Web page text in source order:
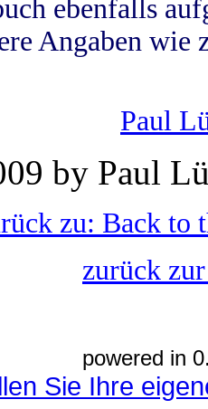
ebenfalls
Angaben wie
Paul
by Paul
zu: Back to
zurück
powered in
Sie Ihre